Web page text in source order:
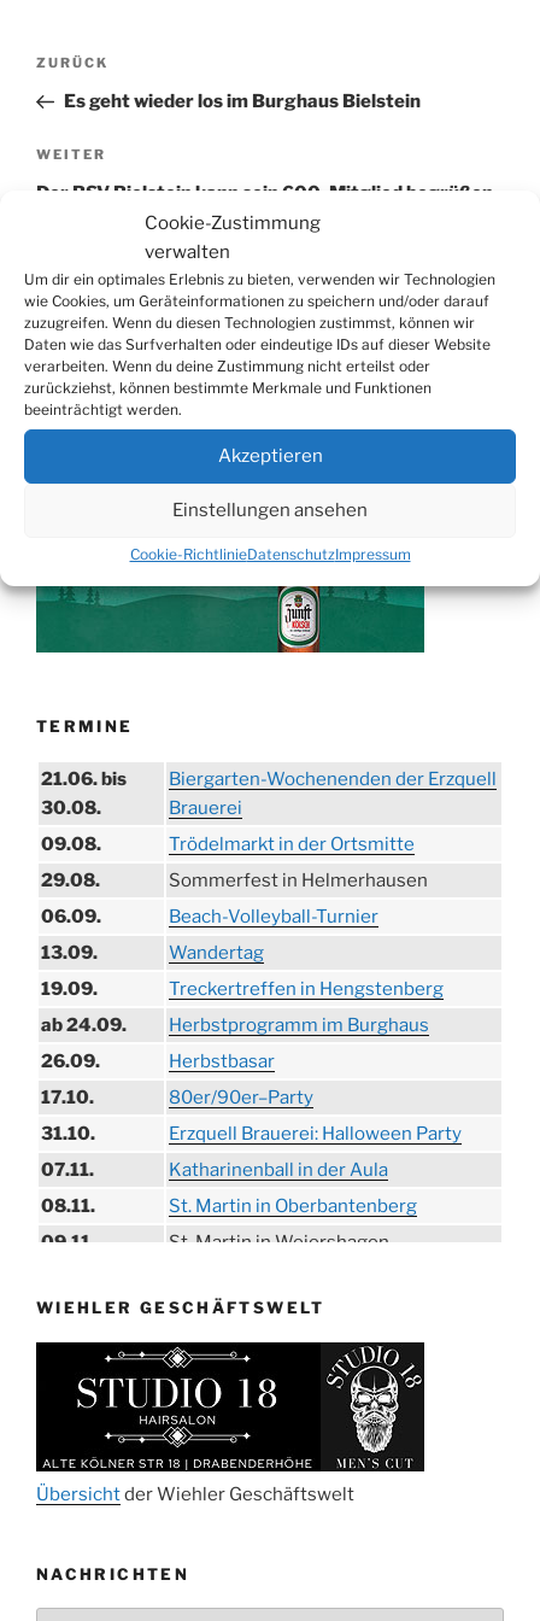
Cookie-Zustimmung
verwalten
Um dir ein optimales Erlebnis zu bieten, verwenden wir Technologien
wie Cookies, um Geräteinformationen zu speichern und/oder darauf
zuzugreifen. Wenn du diesen Technologien zustimmst, können wir
Daten wie das Surfverhalten oder eindeutige IDs auf dieser Website
verarbeiten. Wenn du deine Zustimmung nicht erteilst oder
zurückziehst, können bestimmte Merkmale und Funktionen
beeinträchtigt werden.
Akzeptieren
Einstellungen ansehen
Cookie-RichtlinieDatenschutzImpressum
Beitragsnavigation
Vorheriger
Beitrag
ZURÜCK
Es geht wieder los im Burghaus Bielstein
Nächster
Beitrag
WEITER
Der BSV Bielstein kann sein 600. Mitglied begrüßen
Suchen
nach:
TERMINE
21.06. bis
30.08.
Biergarten-Wochenenden der Erzquell
Brauerei
09.08.
Trödelmarkt in der Ortsmitte
29.08.
Sommerfest in Helmerhausen
06.09.
Beach-Volleyball-Turnier
13.09.
Wandertag
19.09.
Treckertreffen in Hengstenberg
ab 24.09.
Herbstprogramm im Burghaus
26.09.
Herbstbasar
17.10.
80er/90er–Party
31.10.
Erzquell Brauerei: Halloween Party
07.11.
Katharinenball in der Aula
08.11.
St. Martin in Oberbantenberg
09.11.
St. Martin in Weiershagen
11.11.
„DÜX“ im Burghaus
Proklamation der Tollitäten
15.11.
Konzert Bielsteiner Männerchor
Volkstrauertag am Ehrenmal
27.11.
Anknipsfest an der Oberbantenberger
Kirche
WIEHLER GESCHÄFTSWELT
Übersichtder Wiehler Geschäftswelt
NACHRICHTEN